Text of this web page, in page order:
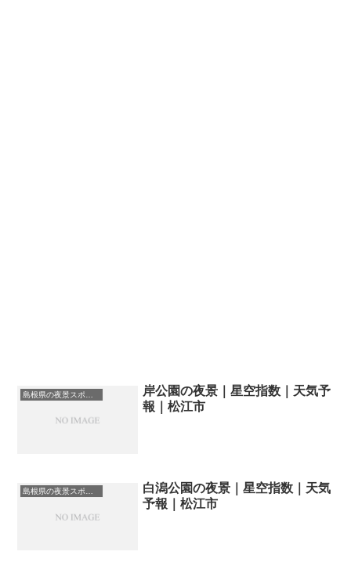
岸公園の夜景｜星空指数｜天気予
報｜松江市
島根県の夜景スポット一覧
白潟公園の夜景｜星空指数｜天気
予報｜松江市